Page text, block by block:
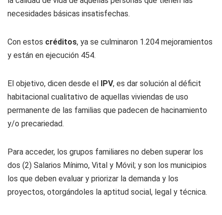
necesidades básicas insatisfechas.
Con estos créditos, ya se culminaron 1.204 mejoramientos
y están en ejecución 454.
El objetivo, dicen desde el IPV, es dar solución al déficit
habitacional cualitativo de aquellas viviendas de uso
permanente de las familias que padecen de hacinamiento
y/o precariedad.
Para acceder, los grupos familiares no deben superar los
dos (2) Salarios Mínimo, Vital y Móvil; y son los municipios
los que deben evaluar y priorizar la demanda y los
proyectos, otorgándoles la aptitud social, legal y técnica.